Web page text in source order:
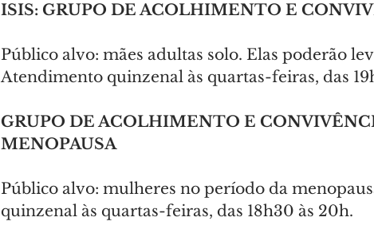
ISIS: GRUPO DE ACOLHIMENTO E
Público alvo: mães adultas solo. Elas poderão
Atendimento quinzenal às quartas-feiras, das
GRUPO DE ACOLHIMENTO E
MENOPAUSA
Público alvo: mulheres no período da
quinzenal às quartas-feiras, das 18h30 às 20h.